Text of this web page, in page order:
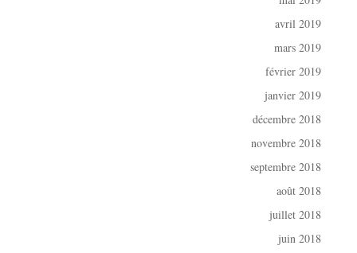
avril 2019
mars 2019
février 2019
janvier 2019
décembre 2018
novembre 2018
septembre 2018
août 2018
juillet 2018
juin 2018